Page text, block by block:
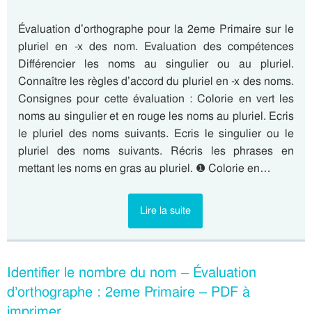
Évaluation d’orthographe pour la 2eme Primaire sur le
pluriel en -x des nom. Evaluation des compétences
Différencier les noms au singulier ou au pluriel.
Connaître les règles d’accord du pluriel en -x des noms.
Consignes pour cette évaluation : Colorie en vert les
noms au singulier et en rouge les noms au pluriel. Ecris
le pluriel des noms suivants. Ecris le singulier ou le
pluriel des noms suivants. Récris les phrases en
mettant les noms en gras au pluriel. ❶ Colorie en…
Lire la suite
Identifier le nombre du nom – Évaluation
d’orthographe : 2eme Primaire – PDF à